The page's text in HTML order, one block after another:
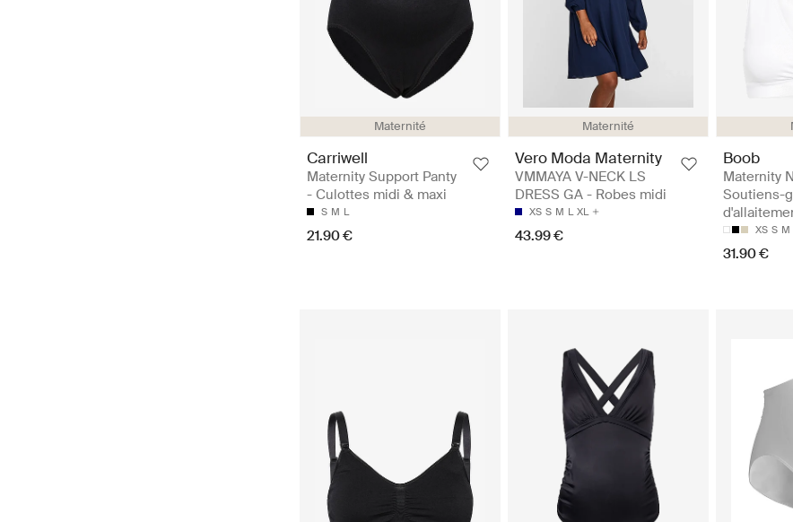
Maternité
Carriwell
Maternity Support Panty
- Culottes midi & maxi
S M L
21.90 €
Maternité
Vero Moda Maternity
VMMAYA V-NECK LS
DRESS GA - Robes midi
XS S M L XL
43.99 €
Boob
Maternity
Soutiens-
XS S M
31.90 €